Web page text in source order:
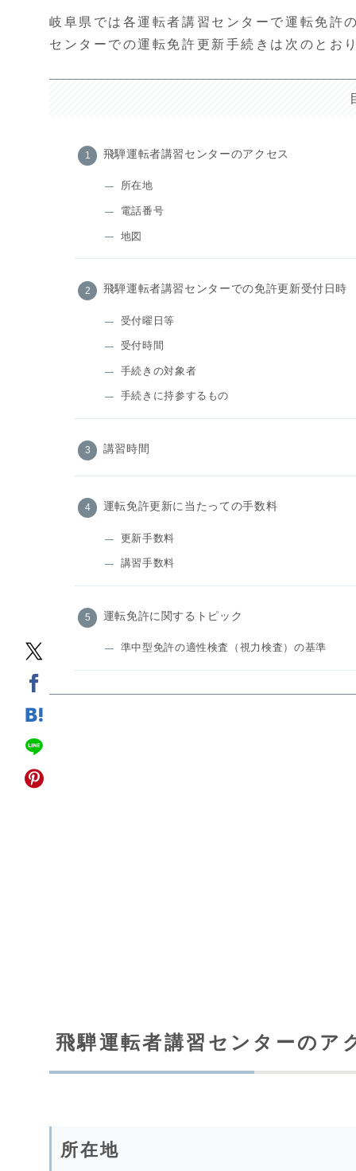
岐阜県では各運転者講習センターで運転免許
センターでの運転免許更新手続きは次のとお
飛騨運転者講習センターのアクセス
所在地
電話番号
地図
飛騨運転者講習センターでの免許更新受付日時
受付曜日等
受付時間
手続きの対象者
手続きに持参するもの
講習時間
運転免許更新に当たっての手数料
更新手数料
講習手数料
運転免許に関するトピック
準中型免許の適性検査（視力検査）の基準
飛騨運転者講習センターのア
所在地